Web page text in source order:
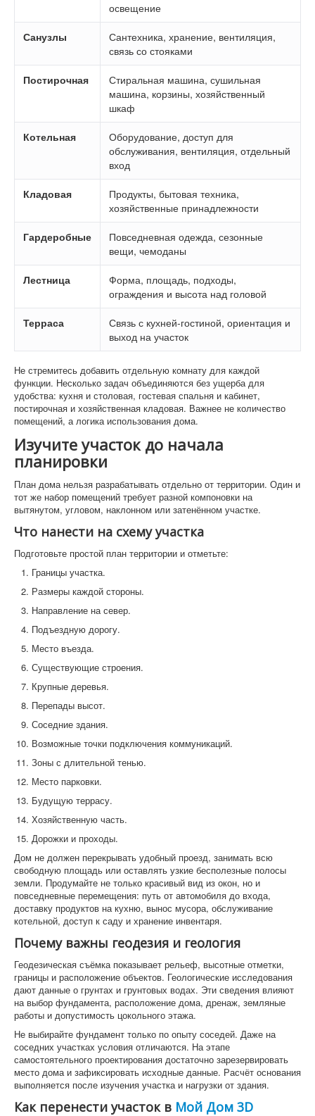
освещение
Санузлы
Сантехника, хранение, вентиляция,
связь со стояками
Постирочная
Стиральная машина, сушильная
машина, корзины, хозяйственный
шкаф
Котельная
Оборудование, доступ для
обслуживания, вентиляция, отдельный
вход
Кладовая
Продукты, бытовая техника,
хозяйственные принадлежности
Гардеробные
Повседневная одежда, сезонные
вещи, чемоданы
Лестница
Форма, площадь, подходы,
ограждения и высота над головой
Терраса
Связь с кухней-гостиной, ориентация и
выход на участок
Не стремитесь добавить отдельную комнату для каждой
функции. Несколько задач объединяются без ущерба для
удобства: кухня и столовая, гостевая спальня и кабинет,
постирочная и хозяйственная кладовая. Важнее не количество
помещений, а логика использования дома.
Изучите участок до начала
планировки
План дома нельзя разрабатывать отдельно от территории. Один и
тот же набор помещений требует разной компоновки на
вытянутом, угловом, наклонном или затенённом участке.
Что нанести на схему участка
Подготовьте простой план территории и отметьте:
Границы участка.
Размеры каждой стороны.
Направление на север.
Подъездную дорогу.
Место въезда.
Существующие строения.
Крупные деревья.
Перепады высот.
Соседние здания.
Возможные точки подключения коммуникаций.
Зоны с длительной тенью.
Место парковки.
Будущую террасу.
Хозяйственную часть.
Дорожки и проходы.
Дом не должен перекрывать удобный проезд, занимать всю
свободную площадь или оставлять узкие бесполезные полосы
земли. Продумайте не только красивый вид из окон, но и
повседневные перемещения: путь от автомобиля до входа,
доставку продуктов на кухню, вынос мусора, обслуживание
котельной, доступ к саду и хранение инвентаря.
Почему важны геодезия и геология
Геодезическая съёмка показывает рельеф, высотные отметки,
границы и расположение объектов. Геологические исследования
дают данные о грунтах и грунтовых водах. Эти сведения влияют
на выбор фундамента, расположение дома, дренаж, земляные
работы и допустимость цокольного этажа.
Не выбирайте фундамент только по опыту соседей. Даже на
соседних участках условия отличаются. На этапе
самостоятельного проектирования достаточно зарезервировать
место дома и зафиксировать исходные данные. Расчёт основания
выполняется после изучения участка и нагрузки от здания.
Как перенести участок в Мой Дом 3D